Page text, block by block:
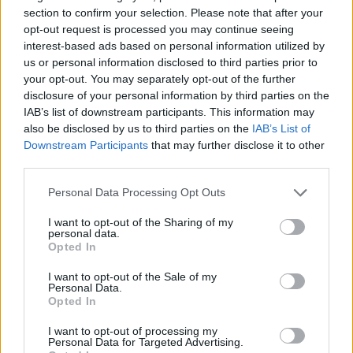
section to confirm your selection. Please note that after your
opt-out request is processed you may continue seeing
interest-based ads based on personal information utilized by
us or personal information disclosed to third parties prior to
your opt-out. You may separately opt-out of the further
disclosure of your personal information by third parties on the
IAB’s list of downstream participants. This information may
also be disclosed by us to third parties on the IAB’s List of
Downstream Participants that may further disclose it to other
Personal Data Processing Opt Outs
I want to opt-out of the Sharing of my
personal data.
Opted In
I want to opt-out of the Sale of my
Personal Data.
Opted In
I want to opt-out of processing my
Personal Data for Targeted Advertising.
mezzo, in attacco l'unico sicuro del posto è
ovviamente Yildiz, mentre ci sono i ballottaggi
Conceicao-Zhegrova e David-Openda, con i
primi favoriti in entrambi i casi. Il Bologna,
dovrebbe rispondere con il classico 4-2-3-1 in
cui Dallinga è favorito su Castro come
riferimento offensivo, supportato dal terzetto
composto da Orsolini, Odgaard e Cambiaghi,
con il grande ex del match Federico
la firma a partita in corso.
del match di questa sera sarà la concentrazione
difensiva. In questa stagione si sono spesso visti
degli sbandamenti del reparto arretrato che